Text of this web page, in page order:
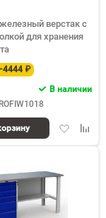
верстак с
для хранения
₽
В наличии
Добавить